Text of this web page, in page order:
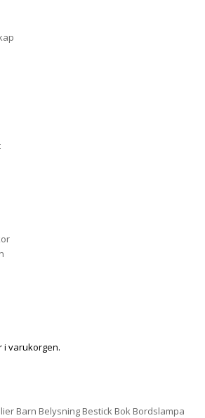
i varukorgen.
Barn Belysning Bestick Bok Bordslampa